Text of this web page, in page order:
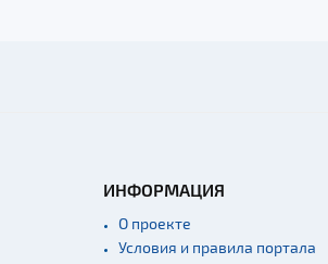
ИНФОРМАЦИЯ
О проекте
Условия и правила портала